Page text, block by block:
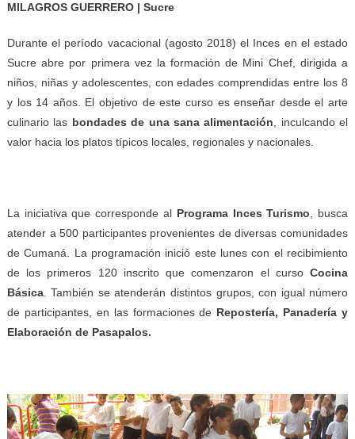
MILAGROS GUERRERO | Sucre
Durante el período vacacional (agosto 2018) el Inces en el estado
Sucre abre por primera vez la formación de Mini Chef, dirigida a
niños, niñas y adolescentes, con edades comprendidas entre los 8
y los 14 años. El objetivo de este curso es enseñar desde el arte
culinario las bondades de una sana alimentación , inculcando el
valor hacia los platos típicos locales, regionales y nacionales.
La iniciativa que corresponde al Programa Inces Turismo , busca
atender a 500 participantes provenientes de diversas comunidades
de Cumaná. La programación inició este lunes con el recibimiento
de los primeros 120 inscrito que comenzaron el cursoCocina
Básica. También se atenderán distintos grupos, con igual número
de participantes, en las formaciones de Repostería, Panaderíay
Elaboración de Pasapalos.